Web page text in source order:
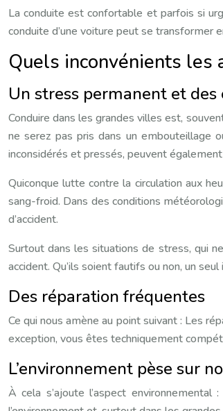
La conduite est confortable et parfois si
conduite d’une voiture peut se transformer
Quels inconvénients
Un stress permanent et
Conduire dans les grandes villes est,
ne serez pas pris dans un embouteillage
inconsidérés et pressés, peuvent
Quiconque lutte contre la circulation aux
sang-froid. Dans des conditions
d’accident.
Surtout dans les situations de stress, qui
accident. Qu’ils soient fautifs ou non, un
Des réparation fréquentes
Ce qui nous amène au point suivant : Les
exception, vous êtes techniquement
L’environnement pèse sur
À cela s’ajoute l’aspect